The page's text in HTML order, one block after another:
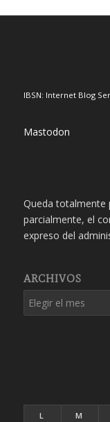
IBSN: Internet Blog
Mastodon
Queda totalmente
parcialmente, el
expreso del
ARCHIVOS
L M